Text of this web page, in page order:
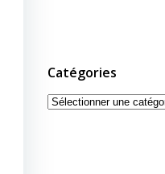
Catégories
Catégories